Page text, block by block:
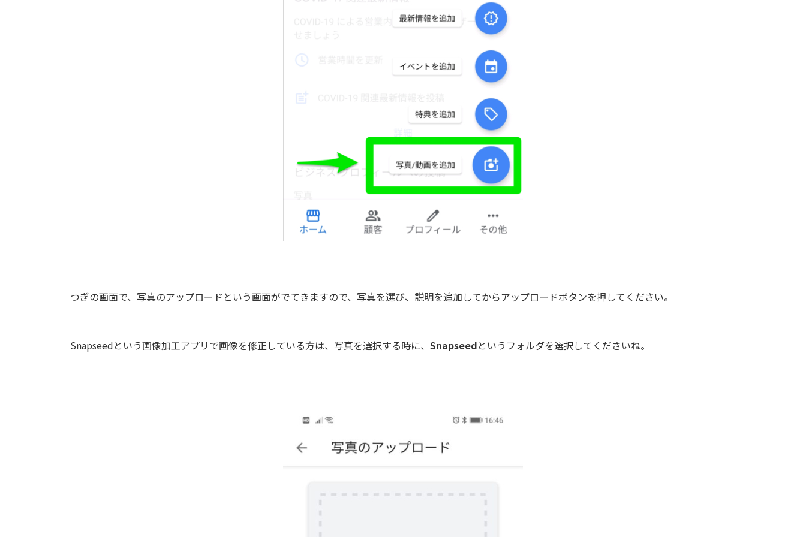
つぎの画面で、写真のアップロードという画面がでてきますので、写真を選び、説明を追加してからアップロードボタンを押してください。
Snapseedという画像加工アプリで画像を修正している方は、写真を選択する時に、 Snapseedというフォルダを選択してくださいね。